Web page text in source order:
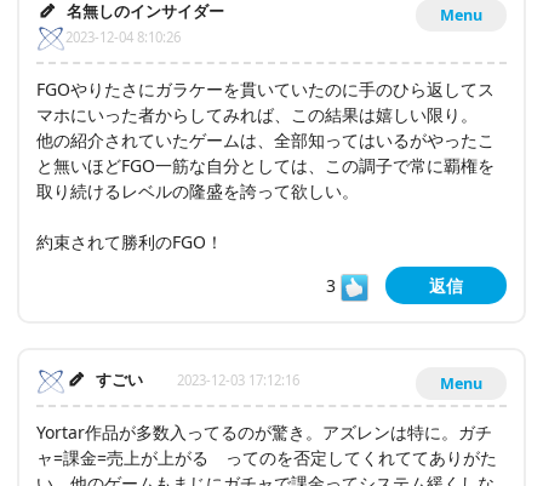
Menu
名無しのインサイダー
2023-12-04 8:10:26
FGOやりたさにガラケーを貫いていたのに手のひら返してス
マホにいった者からしてみれば、この結果は嬉しい限り。
他の紹介されていたゲームは、全部知ってはいるがやったこ
と無いほどFGO一筋な自分としては、この調子で常に覇権を
取り続けるレベルの隆盛を誇って欲しい。
約束されて勝利のFGO！
3
返信
Menu
すごい 2023-12-03 17:12:16
Yortar作品が多数入ってるのが驚き。アズレンは特に。ガチ
ャ=課金=売上が上がる ってのを否定してくれててありがた